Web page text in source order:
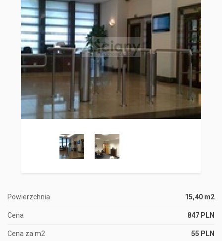
Powierzchnia 15,40 m2
Cena 847 PLN
Cena za m2 55 PLN